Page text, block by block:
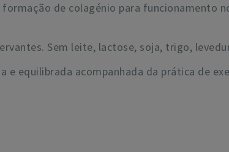
de colagénio para funcionamento
Sem leite, lactose, soja, trigo,
e equilibrada acompanhada da prática de